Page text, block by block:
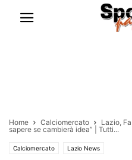
Home Calciomercato
Lazio,
sapere se cambierà idea” | Tutti...
Calciomercato Lazio News